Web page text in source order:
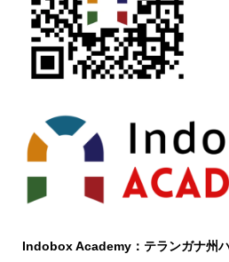
Indobox Academy：テランガナ州